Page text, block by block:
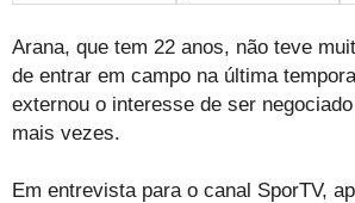
Arana, que tem 22 anos, não teve
de entrar em campo na última
externou o interesse de ser
mais vezes.
Em entrevista para o canal SporTV,